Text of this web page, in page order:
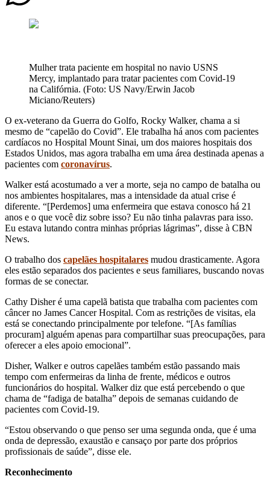
Mulher trata paciente em hospital no navio USNS
Mercy, implantado para tratar pacientes com Covid-19
na Califórnia. (Foto: US Navy/Erwin Jacob
Miciano/Reuters)
O ex-veterano da Guerra do Golfo, Rocky Walker, chama a si
mesmo de “capelão do Covid”. Ele trabalha há anos com pacientes
cardíacos no Hospital Mount Sinai, um dos maiores hospitais dos
Estados Unidos, mas agora trabalha em uma área destinada apenas a
pacientes com coronavírus.
Walker está acostumado a ver a morte, seja no campo de batalha ou
nos ambientes hospitalares, mas a intensidade da atual crise é
diferente. “[Perdemos] uma enfermeira que estava conosco há 21
anos e o que você diz sobre isso? Eu não tinha palavras para isso.
Eu estava lutando contra minhas próprias lágrimas”, disse à CBN
News.
O trabalho dos capelães hospitalares mudou drasticamente. Agora
eles estão separados dos pacientes e seus familiares, buscando novas
formas de se conectar.
Cathy Disher é uma capelã batista que trabalha com pacientes com
câncer no James Cancer Hospital. Com as restrições de visitas, ela
está se conectando principalmente por telefone. “[As famílias
procuram] alguém apenas para compartilhar suas preocupações, para
oferecer a eles apoio emocional”.
Disher, Walker e outros capelães também estão passando mais
tempo com enfermeiras da linha de frente, médicos e outros
funcionários do hospital. Walker diz que está percebendo o que
chama de “fadiga de batalha” depois de semanas cuidando de
pacientes com Covid-19.
“Estou observando o que penso ser uma segunda onda, que é uma
onda de depressão, exaustão e cansaço por parte dos próprios
profissionais de saúde”, disse ele.
Reconhecimento